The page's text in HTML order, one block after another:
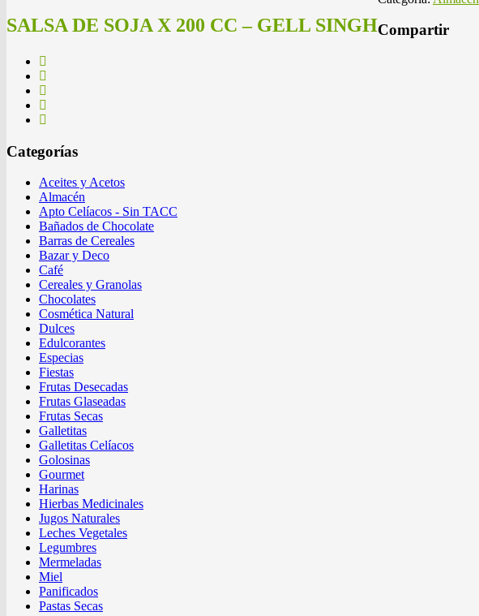
SALSA DE SOJA X 200 CC – GELL SINGHCompartir
Categorías
Aceites y Acetos
Almacén
Apto Celíacos - Sin TACC
Bañados de Chocolate
Barras de Cereales
Bazar y Deco
Café
Cereales y Granolas
Chocolates
Cosmética Natural
Dulces
Edulcorantes
Especias
Fiestas
Frutas Desecadas
Frutas Glaseadas
Frutas Secas
Galletitas
Galletitas Celíacos
Golosinas
Gourmet
Harinas
Hierbas Medicinales
Jugos Naturales
Leches Vegetales
Legumbres
Mermeladas
Miel
Panificados
Pastas Secas